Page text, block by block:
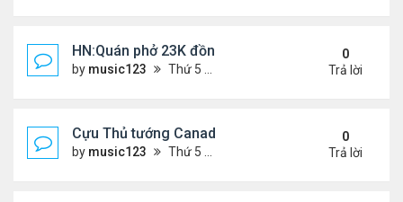
HN:Quán phở 23K đồng một bát, 7 năm không
by music123 Thứ 5 Tháng 7 30, 2026 7:11 pm
0
Trả lời
Cựu Thủ tướng Canada thoa kem chống nắng
by music123 Thứ 5 Tháng 7 30, 2026 7:04 pm
0
Trả lời